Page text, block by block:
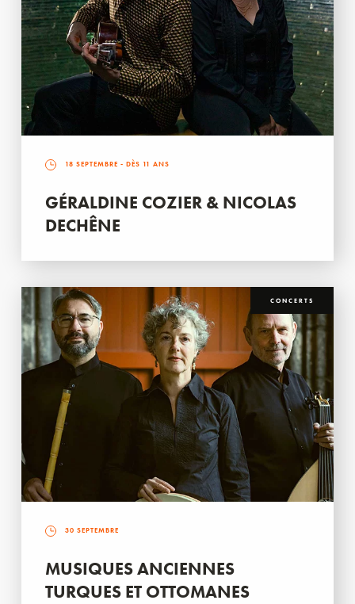
18 SEPTEMBRE - DÈS 11 ANS
GÉRALDINE COZIER & NICOLAS
DECHÊNE
CONCERTS
30 SEPTEMBRE
MUSIQUES ANCIENNES
TURQUES ET OTTOMANES